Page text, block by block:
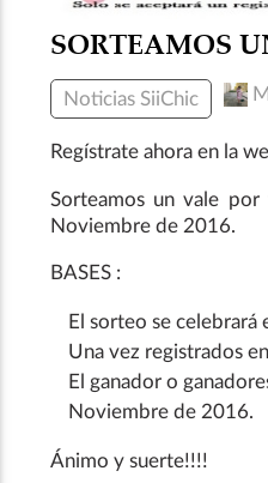
SORTEAMOS
Noticias SiiChic
Regístrate ahora en la
Sorteamos un vale
Noviembre de 2016.
BASES :
El sorteo se
Una vez registrados
El ganador o
Noviembre de 2016.
Ánimo y suerte!!!!